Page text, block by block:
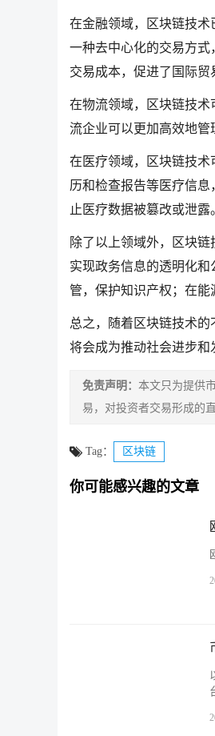
在金融领域，区块链技
一种去中心化的交易方
交易成本，促进了国际贸
在物流领域，区块链技
流企业可以更加高效地管
在医疗领域，区块链技
历和检查报告等医疗信
止医疗数据被篡改或泄露
除了以上领域外，区块
实现政务信息的透明化
管，保护知识产权；在能
总之，随着区块链技术
将会成为推动社会进步和
免责声明： 本文只为提供
易，对投资者交易形成的
Tag： 区块链
你可能感兴趣的文章